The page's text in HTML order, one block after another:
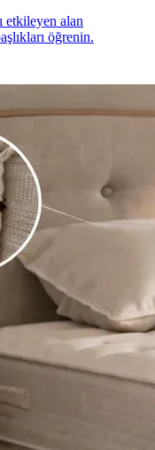
etkileyen alan
öğrenin.